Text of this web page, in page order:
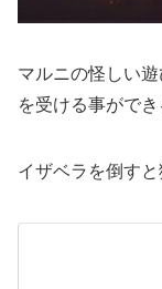
マルニの怪しい
を受ける事ができ
イザベラを倒す